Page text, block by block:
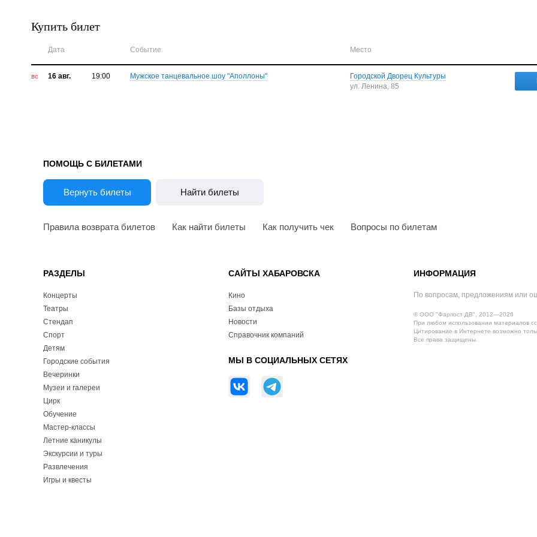
Купить билет
Дата Событие Место
вс 16 авг. 19:00 Мужское танцевальное шоу "Аполлоны"
Городской Дворец Культуры
ул. Ленина, 85
ПОМОЩЬ С БИЛЕТАМИ
Вернуть билеты Найти билеты
Правила возврата билетов Как найти билеты Как получить чек Вопросы по билетам
РАЗДЕЛЫ
Концерты
Театры
Стендап
Спорт
Детям
Городские события
Вечеринки
Музеи и галереи
Цирк
Обучение
Мастер-классы
Летние каникулы
Экскурсии и туры
Развлечения
Игры и квесты
САЙТЫ ХАБАРОВСКА
Кино
Базы отдыха
Новости
Справочник компаний
МЫ В СОЦИАЛЬНЫХ СЕТЯХ
ИНФОРМАЦИЯ
По вопросам, предложениям или
© ООО "Фарпост ДВ", 2012—2026
При любом использовании материалов
Цитирование в Интернете возможно
Все права защищены.